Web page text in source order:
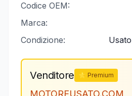
Codice OEM:
Marca:
Condizione:
Venditore ⭐ Premium
MOTOREUSATO.COM